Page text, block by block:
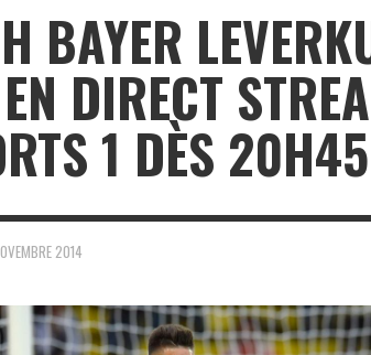
BAYER
DIRECT
1 DÈS 20H45
2014